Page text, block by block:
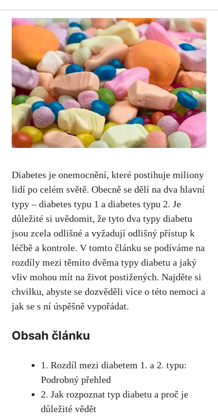
Diabetes je onemocnění, které postihuje miliony
⁤lidí po​ celém světě. Obecně se dělí ‌na⁢ dva hlavní
typy – ⁣diabetes⁤ typu 1 a diabetes typu 2. Je
důležité si uvědomit, ​že tyto dva typy diabetu
jsou zcela⁢ odlišné a vyžadují odlišný přístup k
léčbě a‍ kontrole. V tomto článku se ‌podíváme na
rozdíly mezi těmito dvěma typy diabetu a jaký
vliv ⁤mohou mít na život postižených. Najděte si
chvilku, abyste se dozvěděli více o této nemoci a
jak⁣ se s ní úspěšně vypořádat.
Obsah článku
1. Rozdíl mezi diabetem 1. a 2. typu:
Podrobný přehled
2. Jak rozpoznat typ diabetu a proč je
důležité vědět